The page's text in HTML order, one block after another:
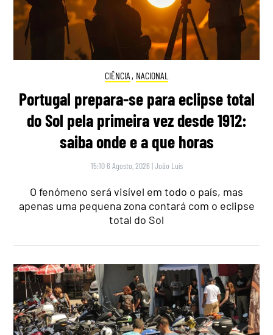
CIÊNCIA , NACIONAL
Portugal prepara-se para eclipse total
do Sol pela primeira vez desde 1912:
saiba onde e a que horas
15:10 6 Agosto, 2026 |João Luís
O fenómeno será visível em todo o país, mas
apenas uma pequena zona contará com o eclipse
total do Sol